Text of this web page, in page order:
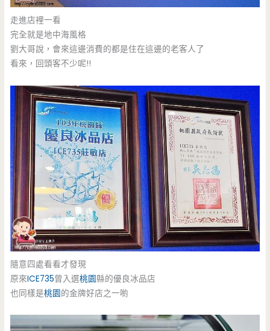
走進店裡一看
完全就是地中海風格
劉大哥說，會來這邊消費的都是住在這邊的老客人了
看來，回頭客不少呢!!
隨意四處看看才發現
原來ICE735曾入選桃園縣的優良冰品店
也同樣是桃園的金牌好店之一喲